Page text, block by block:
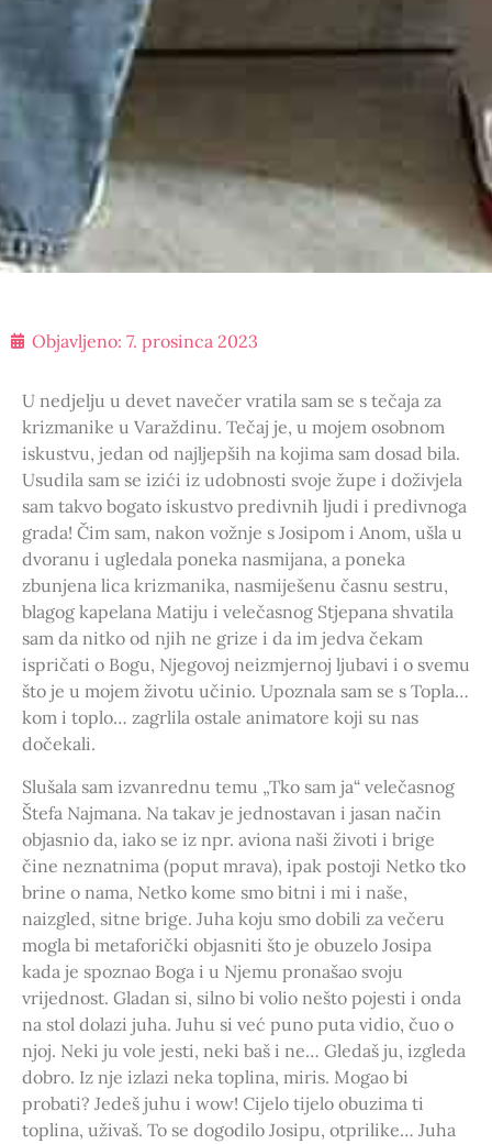
Objavljeno: 7. prosinca 2023
U nedjelju u devet navečer vratila sam se s tečaja za
krizmanike u Varaždinu. Tečaj je, u mojem osobnom
iskustvu, jedan od najljepših na kojima sam dosad bila.
Usudila sam se izići iz udobnosti svoje župe i doživjela
sam takvo bogato iskustvo predivnih ljudi i predivnoga
grada! Čim sam, nakon vožnje s Josipom i Anom, ušla u
dvoranu i ugledala poneka nasmijana, a poneka
zbunjena lica krizmanika, nasmiješenu časnu sestru,
blagog kapelana Matiju i velečasnog Stjepana shvatila
sam da nitko od njih ne grize i da im jedva čekam
ispričati o Bogu, Njegovoj neizmjernoj ljubavi i o svemu
što je u mojem životu učinio. Upoznala sam se s Topla…
kom i toplo… zagrlila ostale animatore koji su nas
dočekali.
Slušala sam izvanrednu temu „Tko sam ja“ velečasnog
Štefa Najmana. Na takav je jednostavan i jasan način
objasnio da, iako se iz npr. aviona naši životi i brige
čine neznatnima (poput mrava), ipak postoji Netko tko
brine o nama, Netko kome smo bitni i mi i naše,
naizgled, sitne brige. Juha koju smo dobili za večeru
mogla bi metaforički objasniti što je obuzelo Josipa
kada je spoznao Boga i u Njemu pronašao svoju
vrijednost. Gladan si, silno bi volio nešto pojesti i onda
na stol dolazi juha. Juhu si već puno puta vidio, čuo o
njoj. Neki ju vole jesti, neki baš i ne… Gledaš ju, izgleda
dobro. Iz nje izlazi neka toplina, miris. Mogao bi
probati? Jedeš juhu i wow! Cijelo tijelo obuzima ti
toplina, uživaš. To se dogodilo Josipu, otprilike… Juha